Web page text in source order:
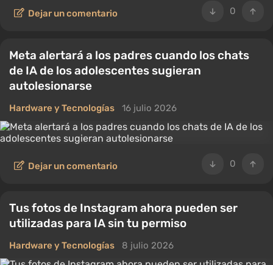
0
Dejar un comentario
Meta alertará a los padres cuando los chats
de IA de los adolescentes sugieran
autolesionarse
Hardware y Tecnologías 16 julio 2026
0
Dejar un comentario
Tus fotos de Instagram ahora pueden ser
utilizadas para IA sin tu permiso
Hardware y Tecnologías 8 julio 2026